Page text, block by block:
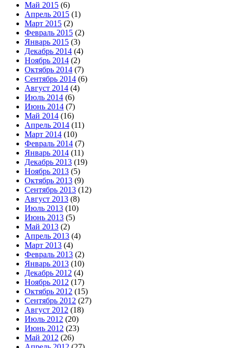
Май 2015 (6)
Апрель 2015 (1)
Март 2015 (2)
Февраль 2015 (2)
Январь 2015 (3)
Декабрь 2014 (4)
Ноябрь 2014 (2)
Октябрь 2014 (7)
Сентябрь 2014 (6)
Август 2014 (4)
Июль 2014 (6)
Июнь 2014 (7)
Май 2014 (16)
Апрель 2014 (11)
Март 2014 (10)
Февраль 2014 (7)
Январь 2014 (11)
Декабрь 2013 (19)
Ноябрь 2013 (5)
Октябрь 2013 (9)
Сентябрь 2013 (12)
Август 2013 (8)
Июль 2013 (10)
Июнь 2013 (5)
Май 2013 (2)
Апрель 2013 (4)
Март 2013 (4)
Февраль 2013 (2)
Январь 2013 (10)
Декабрь 2012 (4)
Ноябрь 2012 (17)
Октябрь 2012 (15)
Сентябрь 2012 (27)
Август 2012 (18)
Июль 2012 (20)
Июнь 2012 (23)
Май 2012 (26)